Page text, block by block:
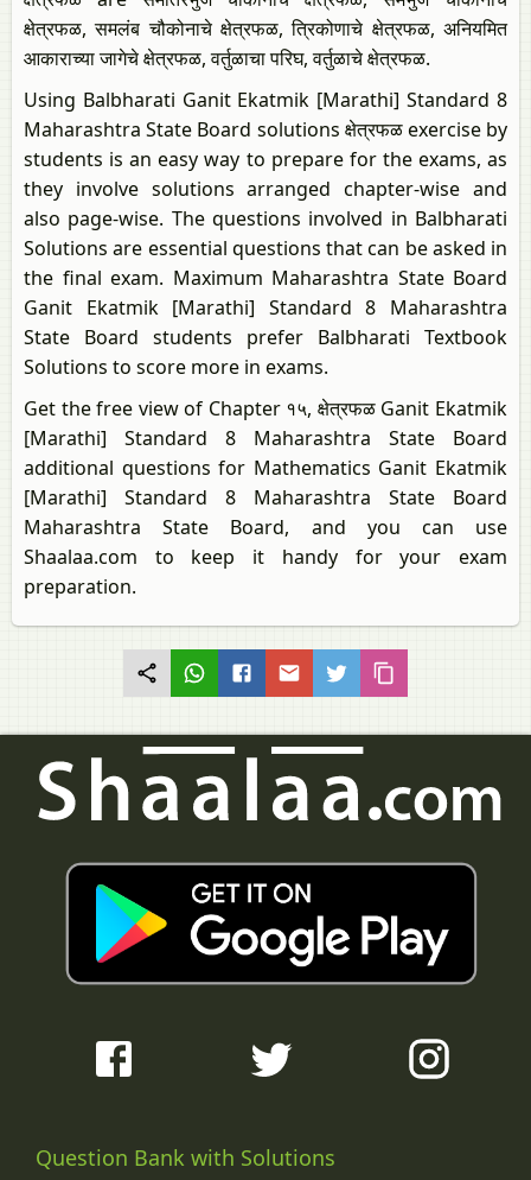
क्षेत्रफळ, समलंब चौकोनाचे क्षेत्रफळ, त्रिकोणाचे क्षेत्रफळ, अनियमित
आकाराच्या जागेचे क्षेत्रफळ, वर्तुळाचा परिघ, वर्तुळाचे क्षेत्रफळ.
Using Balbharati Ganit Ekatmik [Marathi] Standard 8
Maharashtra State Board solutions क्षेत्रफळ exercise by
students is an easy way to prepare for the exams, as
they involve solutions arranged chapter-wise and
also page-wise. The questions involved in Balbharati
Solutions are essential questions that can be asked in
the final exam. Maximum Maharashtra State Board
Ganit Ekatmik [Marathi] Standard 8 Maharashtra
State Board students prefer Balbharati Textbook
Solutions to score more in exams.
Get the free view of Chapter १५, क्षेत्रफळ Ganit Ekatmik
[Marathi] Standard 8 Maharashtra State Board
additional questions for Mathematics Ganit Ekatmik
[Marathi] Standard 8 Maharashtra State Board
Maharashtra State Board, and you can use
Shaalaa.com to keep it handy for your exam
preparation.
Question Bank with Solutions